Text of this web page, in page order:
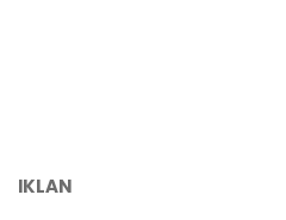
IKLAN